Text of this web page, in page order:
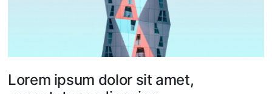
Lorem ipsum dolor sit amet,